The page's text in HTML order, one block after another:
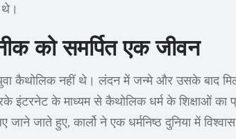
थे।
को समर्पित एक जीवन
कैथोलिक नहीं थे। लंदन में जन्मे और उसके बाद
इंटरनेट के माध्यम से कैथोलिक धर्म के शिक्षाओं का
जाने जाते हुए, कार्लो ने एक धर्मनिष्ठ दुनिया में